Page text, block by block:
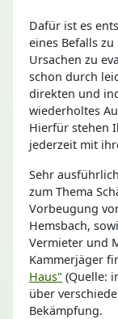
Dafür ist es
eines Befalls
Ursachen zu
schon durch
direkten und
wiederholtes
Hierfür stehen
jederzeit mit
Sehr
zum Thema
Vorbeugung
Hemsbach,
Vermieter und
Kammerjäger
Haus" (Quelle:
über
Bekämpfung.